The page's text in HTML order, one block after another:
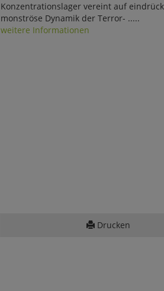
Konzentrationslager vereint auf
monströse Dynamik der Terror- .....
weitere Informationen
Drucken